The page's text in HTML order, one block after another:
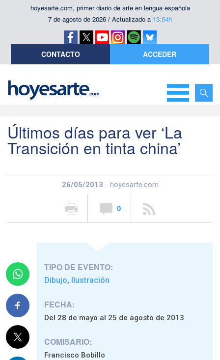
hoyesarte.com, primer diario de arte en lengua española
7 de agosto de 2026 / Actualizado a 13:54h
CONTACTO ACCEDER
Últimos días para ver ‘La
Transición en tinta china’
26/05/2013 - hoyesarte.com
0
TIPO DE EVENTO:
Dibujo, Ilustración
FECHA:
Del 28 de mayo al 25 de agosto de 2013
COMISARIO:
Francisco Bobillo